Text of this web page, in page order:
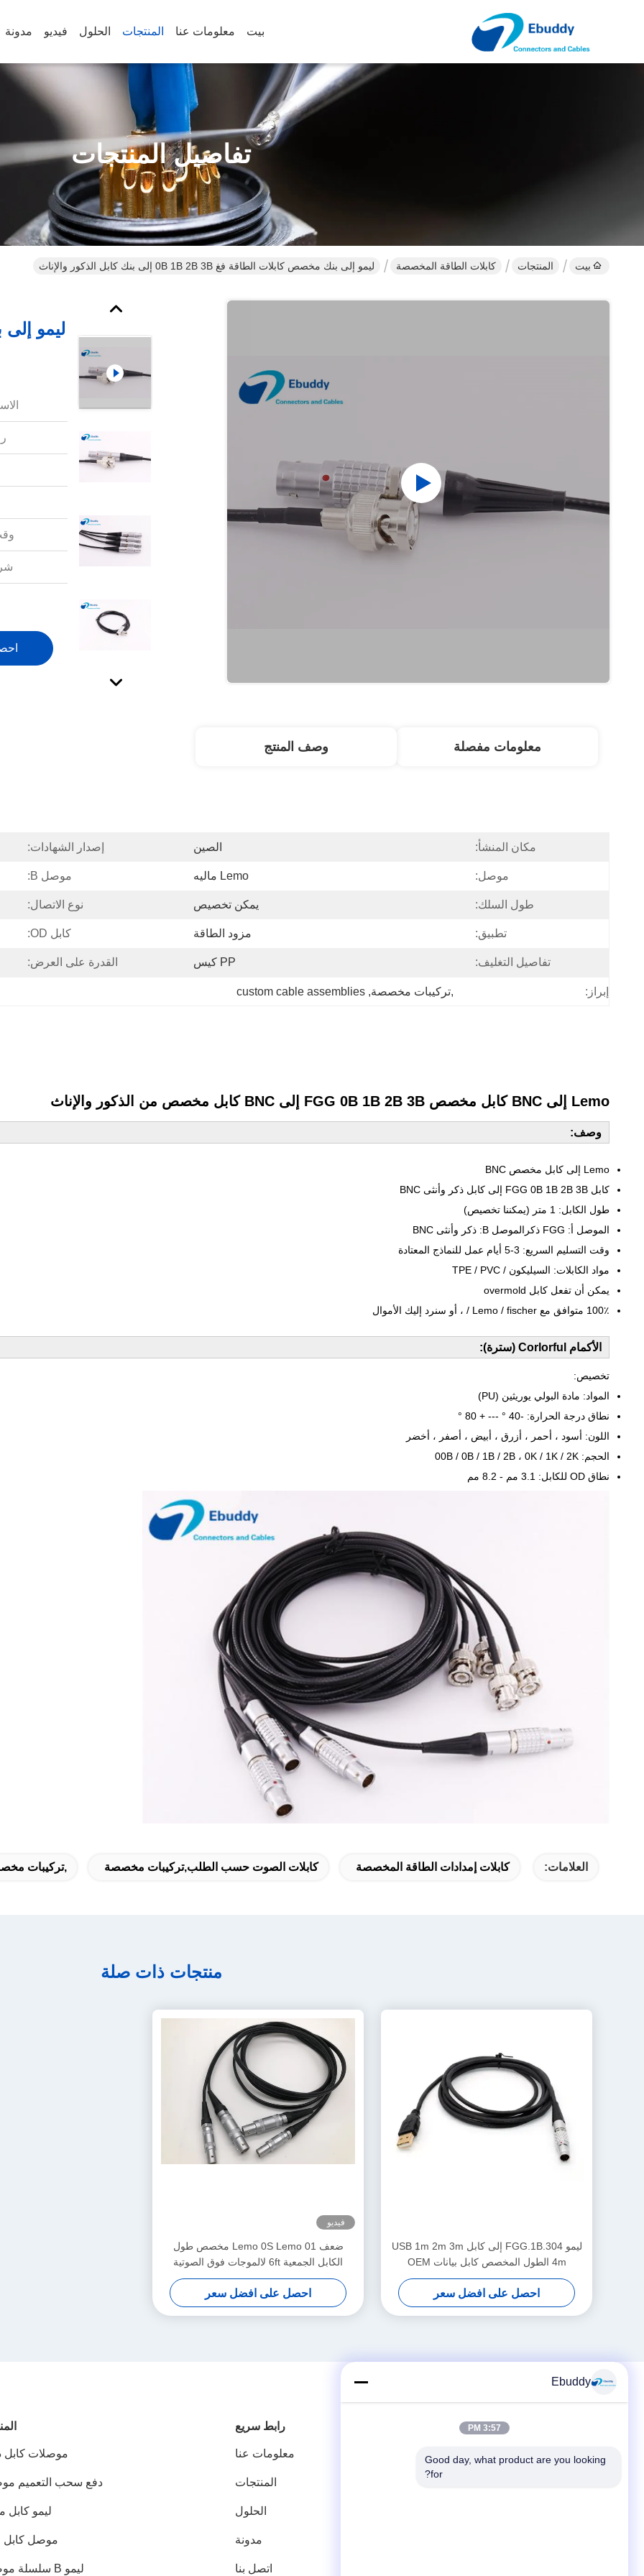
بيت معلومات عنا المنتجات الحلول فيديو مدونة
تفاصيل المنتجات
بيت المنتجات كابلات الطاقة المخصصة ليمو إلى بنك مخصص كابلات الطاقة فغ 0B 1B 2B 3B إلى بنك كابل الذكور والإناث
معلومات مفصلة وصف المنتج
مكان المنشأ: الصين إصدار الشهادات:
موصل: Lemo ماليه موصل B:
طول السلك: يمكن تخصيص نوع الاتصال:
تطبيق: مزود الطاقة كابل OD:
تفاصيل التغليف: PP كيس القدرة على العرض:
إبراز: ,تركيبات مخصصة,
custom cable assemblies
Lemo إلى BNC كابل مخصص FGG 0B 1B 2B 3B إلى BNC كابل مخصص من الذكور والإناث
وصف:
Lemo إلى كابل مخصص BNC
كابل FGG 0B 1B 2B 3B إلى كابل ذكر وأنثى BNC
طول الكابل: 1 متر (يمكننا تخصيص)
الموصل أ: FGG ذكر
الموصل B: ذكر وأنثى BNC
وقت التسليم السريع: 3-5 أيام عمل للنماذج المعتادة
مواد الكابلات: السيليكون / TPE / PVC
يمكن أن تفعل كابل overmold
100٪ متوافق مع Lemo / fischer / ، أو سنرد إليك الأموال
الأكمام Corlorful (سترة):
تخصيص:
المواد: مادة البولي يوريثين (PU)
نطاق درجة الحرارة: -40 ° --- + 80 °
اللون: أسود ، أحمر ، أزرق ، أبيض ، أصفر ، أخضر
الحجم: 00B / 0B / 1B / 2B ، 0K / 1K / 2K
نطاق OD للكابل: 3.1 مم - 8.2 مم
العلامات: كابلات إمدادات الطاقة المخصصة كابلات الصوت حسب الطلب,تركيبات مخصصة ,تركيبات
منتجات ذات صلة
ليمو FGG.1B.304 إلى كابل USB 1m 2m 3m
4m الطول المخصص كابل بيانات OEM
احصل على افضل سعر
فيديو
ضعف Lemo 0S Lemo 01 مخصص طول
الكابل الجمعية 6ft لالموجات فوق الصوتية
التحقيق
احصل على افضل سعر
رابط سريع
معلومات عنا
المنتجات
الحلول
مدونة
اتصل بنا
موصلات كابل
دفع سحب التعميم
ليمو
موصل كابل
ليمو B سلسلة موصلات
Ebuddy
3:57 PM
Good day, what product are you looking
for?